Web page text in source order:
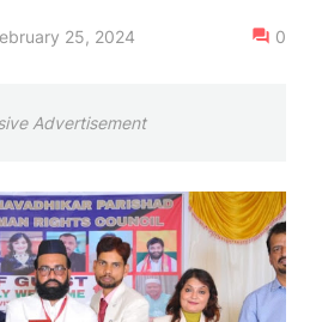
25, 2024 0
Advertisement